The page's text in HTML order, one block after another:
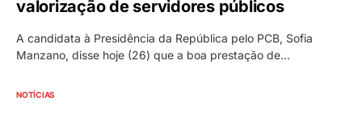
valorização de servidores públicos
A candidata à Presidência da República pelo PCB, Sofia
Manzano, disse hoje (26) que a boa prestação de…
NOTÍCIAS